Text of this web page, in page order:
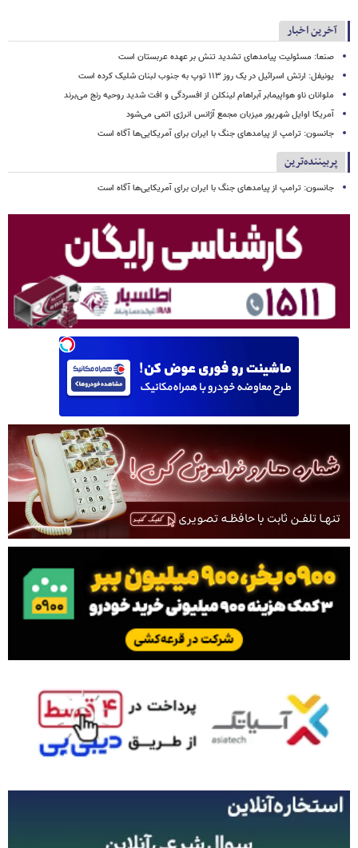
آخرین اخبار
صنعا: مسئولیت پیامدهای تشدید تنش بر عهده عربستان است
یونیفل: ارتش اسرائیل در یک روز ۱۱۳ توپ به جنوب لبنان شلیک کرده است
ملوانان ناو هواپیمابر آبراهام لینکلن از افسردگی و افت شدید روحیه رنج می‌برند
آمریکا اوایل شهریور میزبان مجمع آژانس انرژی اتمی می‌شود
جانسون: ترامپ از پیامدهای جنگ با ایران برای آمریکایی‌ها آگاه است
پربیننده‌ترین
جانسون: ترامپ از پیامدهای جنگ با ایران برای آمریکایی‌ها آگاه است